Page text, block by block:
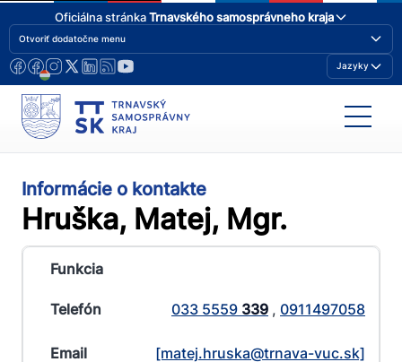
Oficiálna stránkaTrnavského samosprávneho kraja
Otvoriť dodatočne menu
Jazyky
Informácie o kontakte
Hruška, Matej, Mgr.
033 5559 339 , 0911497058
[matej.hruska@​trnava-vuc.sk]